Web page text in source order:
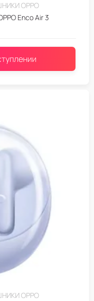
OPPO
Enco Air 3
OPPO